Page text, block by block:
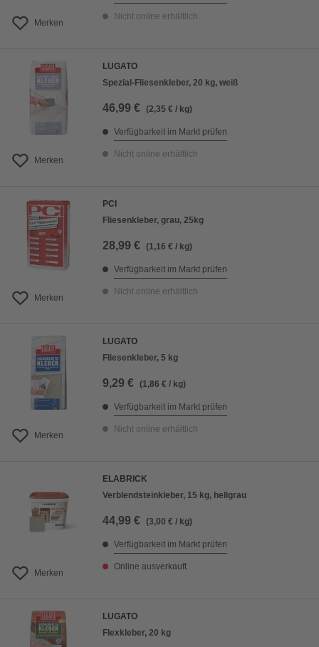
Merken
Nicht online erhältlich
Merken
LUGATO
Spezial-Fliesenkleber, 20 kg, weiß
46,99 € (2,35 € / kg)
Verfügbarkeit im Markt prüfen
Nicht online erhältlich
Merken
PCI
Fliesenkleber, grau, 25kg
28,99 € (1,16 € / kg)
Verfügbarkeit im Markt prüfen
Nicht online erhältlich
Merken
LUGATO
Fliesenkleber, 5 kg
9,29 € (1,86 € / kg)
Verfügbarkeit im Markt prüfen
Nicht online erhältlich
Merken
ELABRICK
Verblendsteinkleber, 15 kg, hellgrau
44,99 € (3,00 € / kg)
Verfügbarkeit im Markt prüfen
Online ausverkauft
LUGATO
Flexkleber, 20 kg